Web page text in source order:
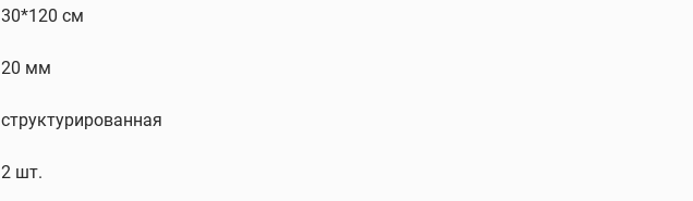
30*120 см
20 мм
структурированная
2 шт.